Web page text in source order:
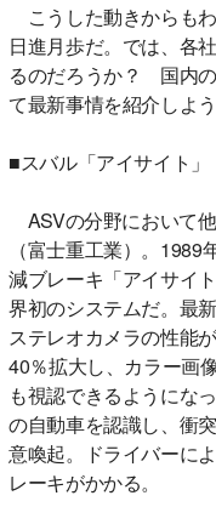
こうした動きからも
日進月歩だ。では、各
るのだろうか？ 国内
て最新事情を紹介しよう
■スバル「アイサイト」
ASVの分野において
（富士重工業）。
減ブレーキ「アイサイ
界初のシステムだ。最
ステレオカメラの性能
40％拡大し、カラー画
も視認できるようにな
の自動車を認識し、衝
意喚起。ドライバーに
レーキがかかる。